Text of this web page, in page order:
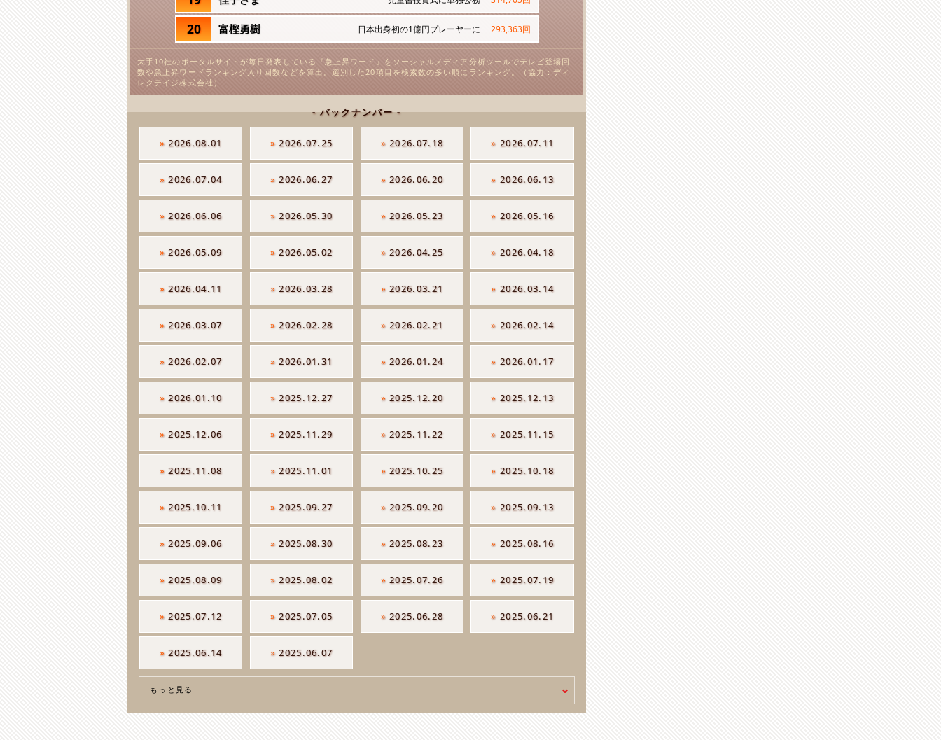
20 富樫勇樹 日本出身初の1億円プレーヤーに 293,363回
大手10社のポータルサイトが毎日発表している『急上昇ワード』をソーシャルメディア分析ツールでテレビ登場回
数や急上昇ワードランキング入り回数などを算出。選別した20項目を検索数の多い順にランキング。（協力：ディ
レクテイジ株式会社）
- バックナンバー -
»2026.08.01 »2026.07.25 »2026.07.18 »2026.07.11
»2026.07.04 »2026.06.27 »2026.06.20 »2026.06.13
»2026.06.06 »2026.05.30 »2026.05.23 »2026.05.16
»2026.05.09 »2026.05.02 »2026.04.25 »2026.04.18
»2026.04.11 »2026.03.28 »2026.03.21 »2026.03.14
»2026.03.07 »2026.02.28 »2026.02.21 »2026.02.14
»2026.02.07 »2026.01.31 »2026.01.24 »2026.01.17
»2026.01.10 »2025.12.27 »2025.12.20 »2025.12.13
»2025.12.06 »2025.11.29 »2025.11.22 »2025.11.15
»2025.11.08 »2025.11.01 »2025.10.25 »2025.10.18
»2025.10.11 »2025.09.27 »2025.09.20 »2025.09.13
»2025.09.06 »2025.08.30 »2025.08.23 »2025.08.16
»2025.08.09 »2025.08.02 »2025.07.26 »2025.07.19
»2025.07.12 »2025.07.05 »2025.06.28 »2025.06.21
»2025.06.14 »2025.06.07
もっと見る